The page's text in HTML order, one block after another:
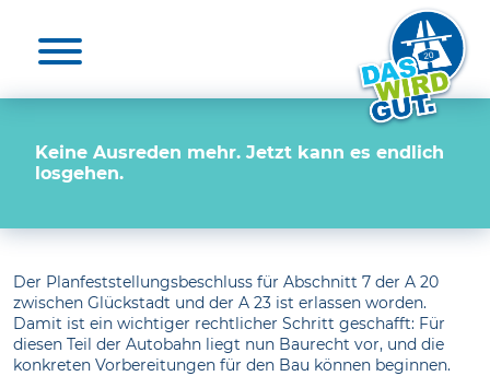
Keine Ausreden mehr. Jetzt kann es endlich
losgehen.
Der Planfeststellungsbeschluss für Abschnitt 7 der A 20
zwischen Glückstadt und der A 23 ist erlassen worden.
Damit ist ein wichtiger rechtlicher Schritt geschafft: Für
diesen Teil der Autobahn liegt nun Baurecht vor, und die
konkreten Vorbereitungen für den Bau können beginnen.
Zeit-Check
FAQ